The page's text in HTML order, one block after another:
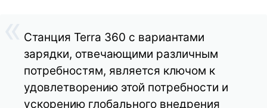
Станция Terra 360 с вариантами
зарядки, отвечающими различным
потребностям, является ключом к
удовлетворению этой потребности и
ускорению глобального внедрения